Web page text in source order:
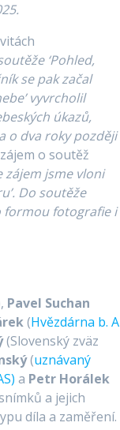
‘Pohled,
se pak začal
vyvrcholil
úkazů,
o dva roky později
o soutěž
zájem jsme vloni
Do soutěže
formou fotografie i
Pavel Suchan
(Hvězdárna b. A
(Slovenský zväz
(uznávaný
a Petr Horálek
a jejich
díla a zaměření.